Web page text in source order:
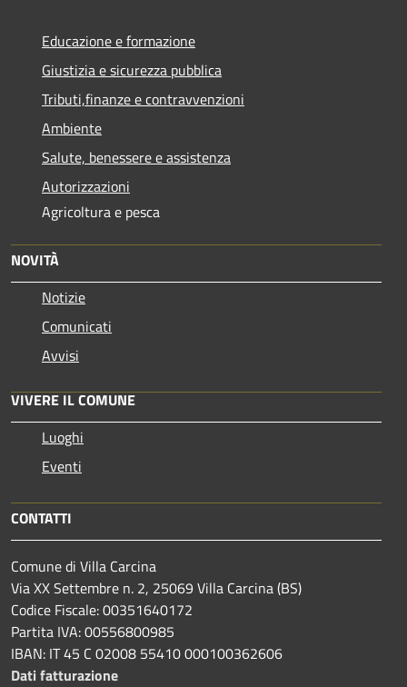
Educazione e formazione
Giustizia e sicurezza pubblica
Tributi,finanze e contravvenzioni
Ambiente
Salute, benessere e assistenza
Autorizzazioni
Agricoltura e pesca
NOVITÀ
Notizie
Comunicati
Avvisi
VIVERE IL COMUNE
Luoghi
Eventi
CONTATTI
Comune di Villa Carcina
Via XX Settembre n. 2, 25069 Villa Carcina (BS)
Codice Fiscale: 00351640172
Partita IVA: 00556800985
IBAN: IT 45 C 02008 55410 000100362606
Dati fatturazione